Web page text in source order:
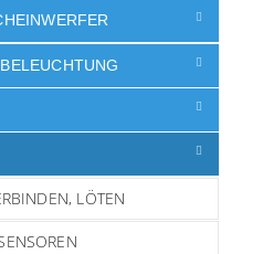
LÖTEN